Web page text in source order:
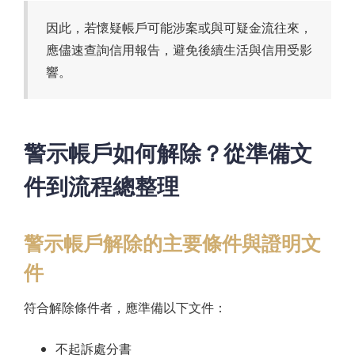
因此，若懷疑帳戶可能涉案或與可疑金流往來，
應儘速查詢信用報告，避免後續生活與信用受影
響。
警示帳戶如何解除？從準備文
件到流程總整理
警示帳戶解除的主要條件與證明文
件
符合解除條件者，應準備以下文件：
不起訴處分書